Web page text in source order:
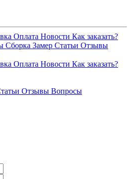
Оплата Новости Как заказать?
Сборка Замер Статьи Отзывы
Оплата Новости Как заказать?
Отзывы Вопросы